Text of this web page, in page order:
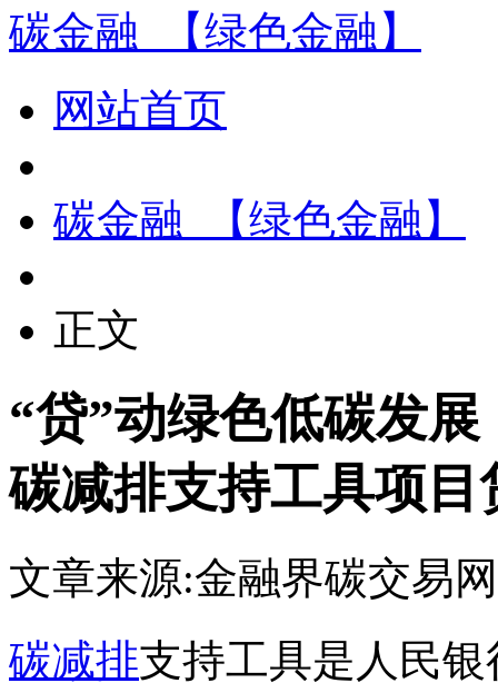
碳金融_【绿色金融】
网站首页
碳金融_【绿色金融】
正文
“贷”动绿色低碳发
碳减排支持工具项目
文章来源:金融界碳交易网
碳减排支持工具是人民